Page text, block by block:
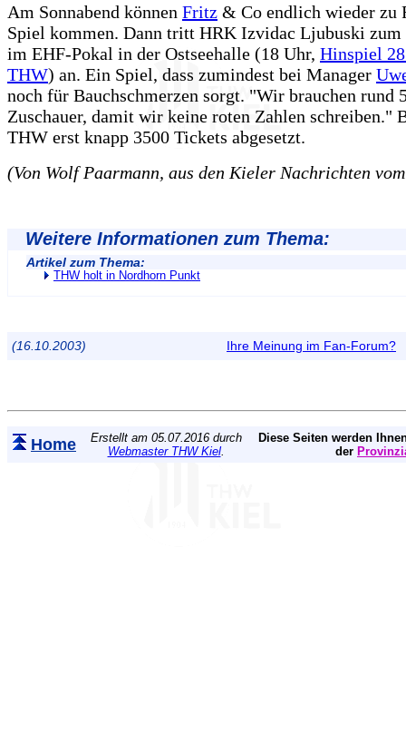
Am Sonnabend können Fritz & Co endlich wieder zu
Spiel kommen. Dann tritt HRK Izvidac Ljubuski zum
im EHF-Pokal in der Ostseehalle (18 Uhr, Hinspiel
THW) an. Ein Spiel, dass zumindest bei Manager
noch für Bauchschmerzen sorgt. "Wir brauchen rund
Zuschauer, damit wir keine roten Zahlen schreiben."
THW erst knapp 3500 Tickets abgesetzt.
(Von Wolf Paarmann, aus den Kieler Nachrichten
Weitere Informationen zum Thema:
Artikel zum Thema:
THW holt in Nordhorn Punkt
(16.10.2003) Ihre Meinung im Fan-Forum?
Home
Erstellt am 05.07.2016 durch
Webmaster THW Kiel.
Diese Seiten werden
der